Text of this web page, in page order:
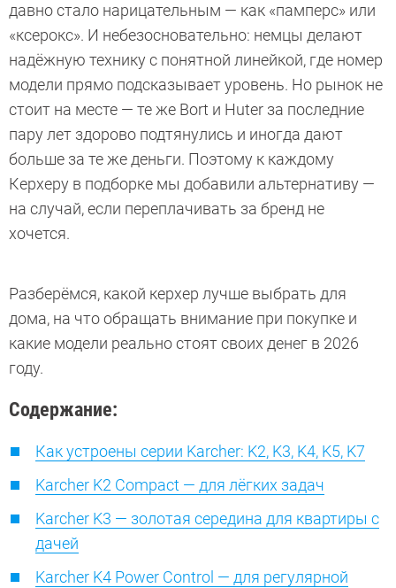
давно стало нарицательным — как «памперс» или
«ксерокс». И небезосновательно: немцы делают
надёжную технику с понятной линейкой, где номер
модели прямо подсказывает уровень. Но рынок не
стоит на месте — те же Bort и Huter за последние
пару лет здорово подтянулись и иногда дают
больше за те же деньги. Поэтому к каждому
Керхеру в подборке мы добавили альтернативу —
на случай, если переплачивать за бренд не
хочется.
Разберёмся, какой керхер лучше выбрать для
дома, на что обращать внимание при покупке и
какие модели реально стоят своих денег в 2026
году.
Содержание:
Как устроены серии Karcher: K2, K3, K4, K5, K7
Karcher K2 Compact — для лёгких задач
Karcher K3 — золотая середина для квартиры с
дачей
Karcher K4 Power Control — для регулярной